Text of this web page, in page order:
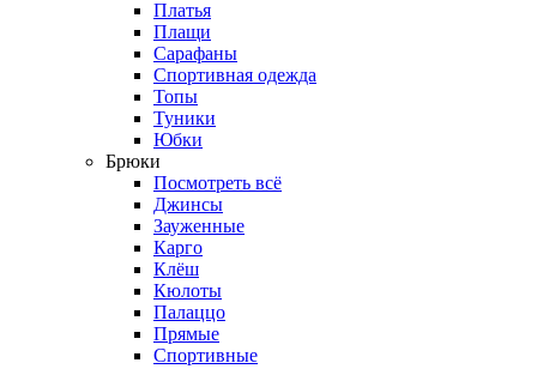
Платья
Плащи
Сарафаны
Спортивная одежда
Топы
Туники
Юбки
Брюки
Посмотреть всё
Джинсы
Зауженные
Карго
Клёш
Кюлоты
Палаццо
Прямые
Спортивные